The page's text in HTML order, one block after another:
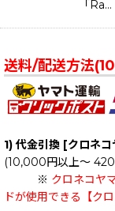
「Ra…
送料/配送方法
1) 代金引換 [クロネ
(10,000円以上～
※ クロネコヤ
ドが使用できる【ク